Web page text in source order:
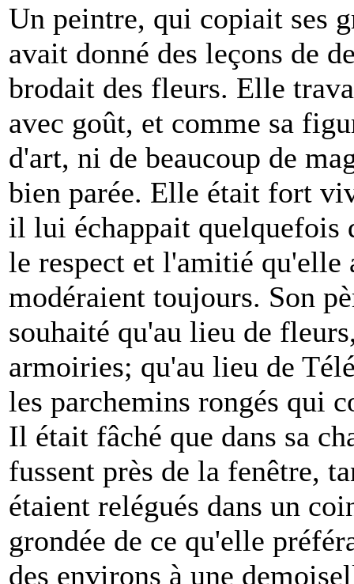
Un peintre, qui copiait ses
avait donné des leçons de
brodait des fleurs. Elle
avec goût, et comme sa
d'art, ni de beaucoup de
bien parée. Elle était fort
il lui échappait quelquefois
le respect et l'amitié qu'elle
modéraient toujours. Son
souhaité qu'au lieu de
armoiries; qu'au lieu de
les parchemins rongés qui
Il était fâché que dans sa
fussent près de la fenêtre,
étaient relégués dans un
grondée de ce qu'elle
des environs à une